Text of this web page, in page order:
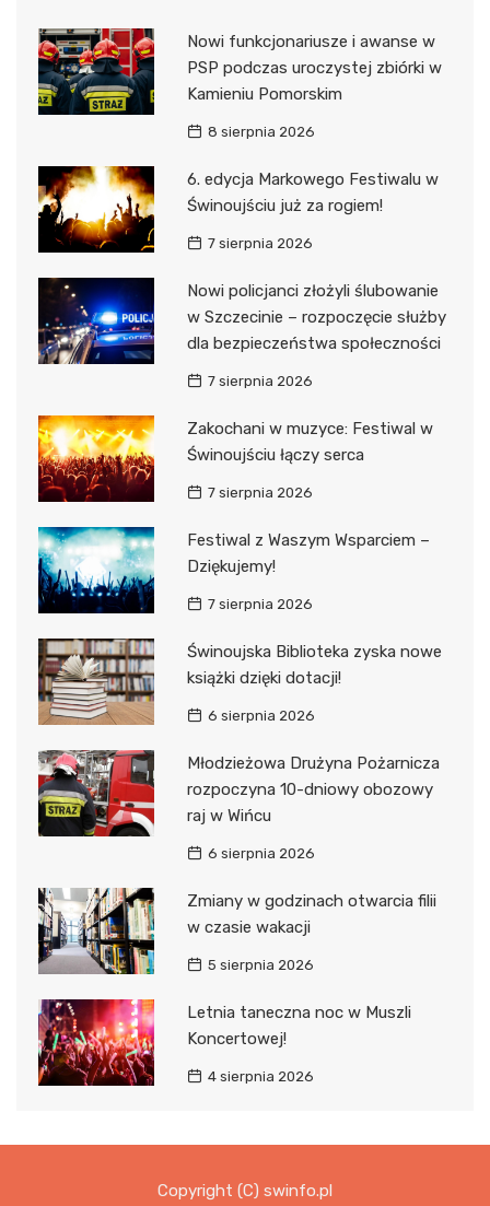
Nowi funkcjonariusze i awanse w
PSP podczas uroczystej zbiórki w
Kamieniu Pomorskim
8 sierpnia 2026
6. edycja Markowego Festiwalu w
Świnoujściu już za rogiem!
7 sierpnia 2026
Nowi policjanci złożyli ślubowanie
w Szczecinie – rozpoczęcie służby
dla bezpieczeństwa społeczności
7 sierpnia 2026
Zakochani w muzyce: Festiwal w
Świnoujściu łączy serca
7 sierpnia 2026
Festiwal z Waszym Wsparciem –
Dziękujemy!
7 sierpnia 2026
Świnoujska Biblioteka zyska nowe
książki dzięki dotacji!
6 sierpnia 2026
Młodzieżowa Drużyna Pożarnicza
rozpoczyna 10-dniowy obozowy
raj w Wińcu
6 sierpnia 2026
Zmiany w godzinach otwarcia filii
w czasie wakacji
5 sierpnia 2026
Letnia taneczna noc w Muszli
Koncertowej!
4 sierpnia 2026
Copyright (C) swinfo.pl